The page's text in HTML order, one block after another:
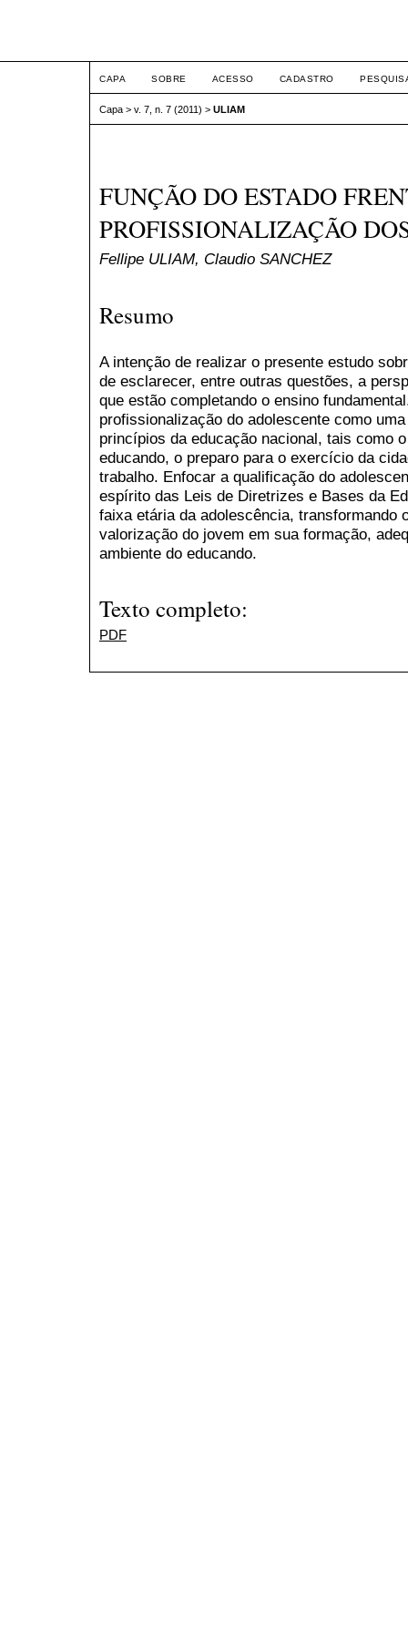
CAPA SOBRE ACESSO CADASTRO
Capa > v. 7, n. 7 (2011) > ULIAM
FUNÇÃO DO ESTADO
PROFISSIONALIZAÇÃO
Fellipe ULIAM, Claudio SANCHEZ
Resumo
A intenção de realizar o presente estudo
de esclarecer, entre outras questões, a
que estão completando o ensino
profissionalização do adolescente como
princípios da educação nacional, tais como
educando, o preparo para o exercício da
trabalho. Enfocar a qualificação do
espírito das Leis de Diretrizes e Bases da
faixa etária da adolescência, transformando
valorização do jovem em sua formação,
ambiente do educando.
Texto completo:
PDF